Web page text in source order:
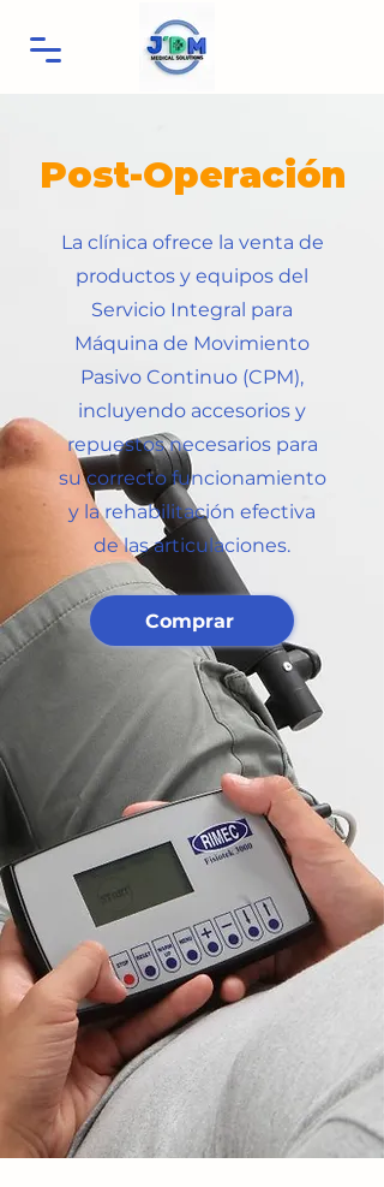
Post-Operación
La clínica ofrece la venta de
productos y equipos del
Servicio Integral para
Máquina de Movimiento
Pasivo Continuo (CPM),
incluyendo accesorios y
repuestos necesarios para
su correcto funcionamiento
y la rehabilitación efectiva
de las articulaciones.
Comprar